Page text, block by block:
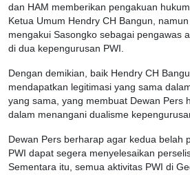
dan HAM memberikan pengakuan
Ketua Umum Hendry CH Bangun,
mengakui Sasongko sebagai pengawas
di dua kepengurusan PWI.
Dengan demikian, baik Hendry CH
mendapatkan legitimasi yang sama
yang sama, yang membuat Dewan Pers
dalam menangani dualisme
Dewan Pers berharap agar kedua belah
PWI dapat segera menyelesaikan
Sementara itu, semua aktivitas PWI di